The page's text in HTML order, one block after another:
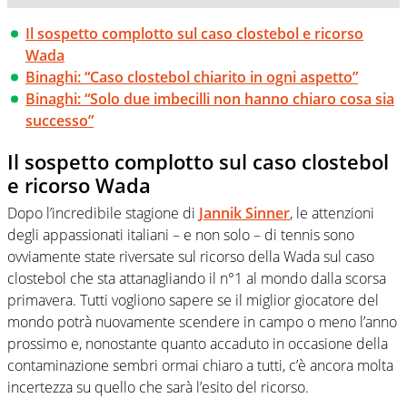
Il sospetto complotto sul caso clostebol e ricorso
Wada
Binaghi: “Caso clostebol chiarito in ogni aspetto”
Binaghi: “Solo due imbecilli non hanno chiaro cosa sia
successo”
Il sospetto complotto sul caso clostebol
e ricorso Wada
Dopo l’incredibile stagione di Jannik Sinner, le attenzioni
degli appassionati italiani – e non solo – di tennis sono
ovviamente state riversate sul ricorso della Wada sul caso
clostebol che sta attanagliando il n°1 al mondo dalla scorsa
primavera. Tutti vogliono sapere se il miglior giocatore del
mondo potrà nuovamente scendere in campo o meno l’anno
prossimo e, nonostante quanto accaduto in occasione della
contaminazione sembri ormai chiaro a tutti, c’è ancora molta
incertezza su quello che sarà l’esito del ricorso.